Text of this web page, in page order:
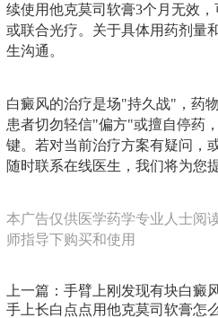
续使用他克莫司软膏3个月无效
或联合光疗。关于具体用药剂量
生沟通。
白癜风的治疗是场"持久战"，药
患者切勿轻信"偏方"或擅自停药
键。若对当前治疗方案有疑问，
随时联系在线医生，我们将为您
本广告仅供医学药学专业人士阅
师指导下购买和使用
上一篇： 手臂上刚发现有块白癜
手上长白点点用他克莫司软膏怎